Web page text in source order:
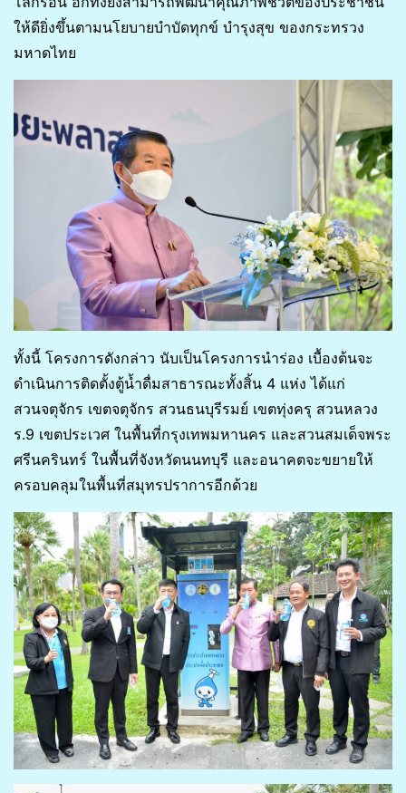
ให้ดียิ่งขึ้นตามนโยบายบำบัดทุกข์ บำรุงสุข ของกระทรวง
มหาดไทย
ทั้งนี้ โครงการดังกล่าว นับเป็นโครงการนำร่อง เบื้องต้นจะ
ดำเนินการติดตั้งตู้น้ำดื่มสาธารณะทั้งสิ้น 4 แห่ง ได้แก่
สวนจตุจักร เขตจตุจักร สวนธนบุรีรมย์ เขตทุ่งครุ สวนหลวง
ร.9 เขตประเวศ ในพื้นที่กรุงเทพมหานคร และสวนสมเด็จพระ
ศรีนครินทร์ ในพื้นที่จังหวัดนนทบุรี และอนาคตจะขยายให้
ครอบคลุมในพื้นที่สมุทรปราการอีกด้วย